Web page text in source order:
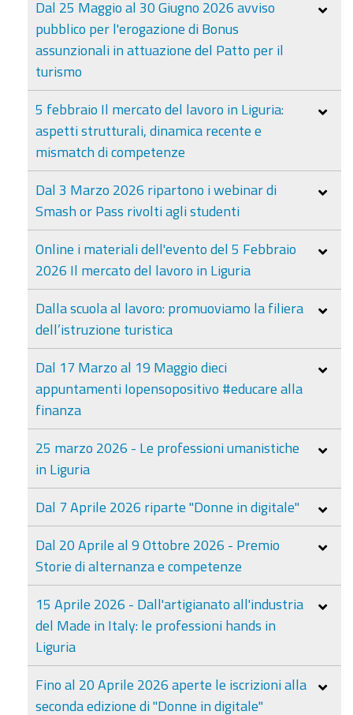
Dal 25 Maggio al 30 Giugno 2026 avviso
pubblico per l'erogazione di Bonus
assunzionali in attuazione del Patto per il
turismo
5 febbraio Il mercato del lavoro in Liguria:
aspetti strutturali, dinamica recente e
mismatch di competenze
Dal 3 Marzo 2026 ripartono i webinar di
Smash or Pass rivolti agli studenti
Online i materiali dell'evento del 5 Febbraio
2026 Il mercato del lavoro in Liguria
Dalla scuola al lavoro: promuoviamo la filiera
dell’istruzione turistica
Dal 17 Marzo al 19 Maggio dieci
appuntamenti Iopensopositivo #educare alla
finanza
25 marzo 2026 - Le professioni umanistiche
in Liguria
Dal 7 Aprile 2026 riparte "Donne in digitale"
Dal 20 Aprile al 9 Ottobre 2026 - Premio
Storie di alternanza e competenze
15 Aprile 2026 - Dall'artigianato all'industria
del Made in Italy: le professioni hands in
Liguria
Fino al 20 Aprile 2026 aperte le iscrizioni alla
seconda edizione di "Donne in digitale"